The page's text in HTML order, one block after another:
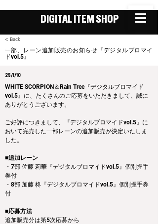
DIGITAL ITEM SHOP
< Back
一部、レーン追加販売のお知らせ『デジタルブロマイ
ドvol.5』
25/1/10
WHITE SCORPION＆Rain Tree『デジタルブロマイド
vol.5』に、たくさんのご応募をいただきまして、誠に
ありがとうございます。
ご好評につきまして、『デジタルブロマイドvol.5』に
おいて完売した一部レーンの追加販売が決定いたしま
した。
■追加レーン
・7部 佐藤 莉華『デジタルブロマイドvol.5』個別握手
券付
・8部 加藤 柊『デジタルブロマイドvol.5』個別握手券
付
■応募方法
追加販売分は第5次応募から